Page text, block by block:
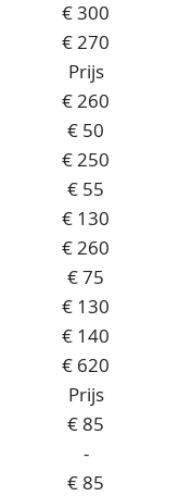
€ 300
€ 270
Prijs
€ 260
€ 50
€ 250
€ 55
€ 130
€ 260
€ 75
€ 130
€ 140
€ 620
Prijs
€ 85
-
€ 85